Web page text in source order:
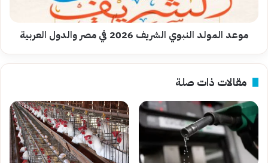
والدول
العربية
موعد المولد النبوي الشريف 2026 في مصر والدول العربية
مقالات ذات صلة